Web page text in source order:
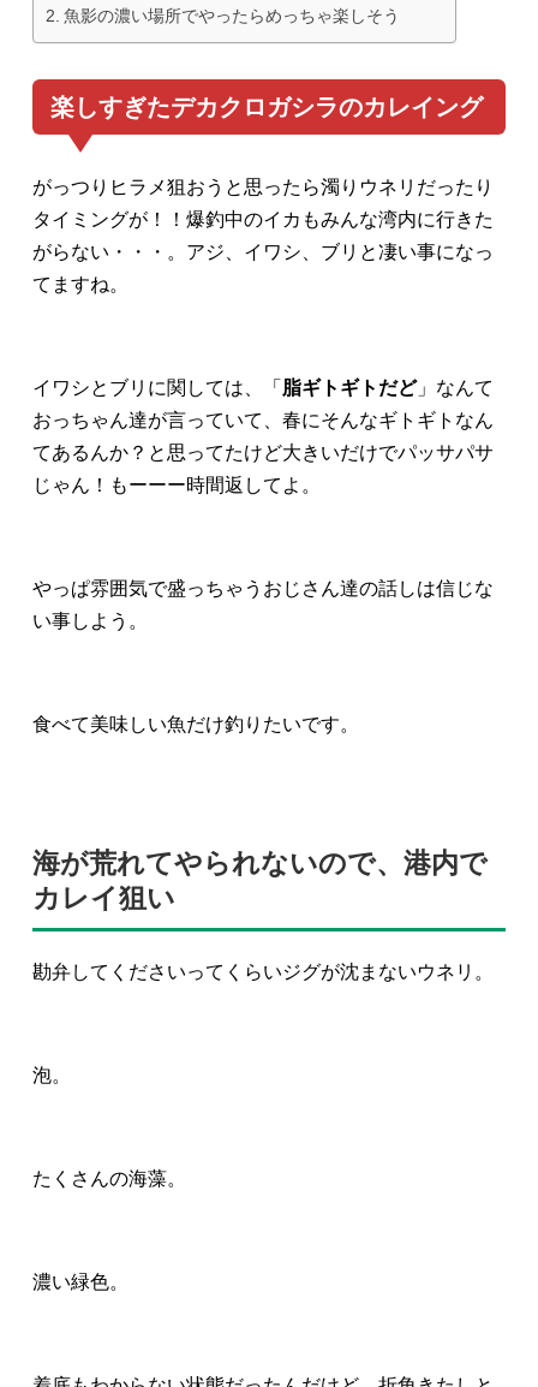
魚影の濃い場所でやったらめっちゃ楽しそう
楽しすぎたデカクロガシラのカレイング
がっつりヒラメ狙おうと思ったら濁りウネリだったり
タイミングが！！爆釣中のイカもみんな湾内に行きた
がらない・・・。アジ、イワシ、ブリと凄い事になっ
てますね。
イワシとブリに関しては、「 脂ギトギトだど」なんて
おっちゃん達が言っていて、春にそんなギトギトなん
てあるんか？と思ってたけど大きいだけでパッサパサ
じゃん！もーーー時間返してよ。
やっぱ雰囲気で盛っちゃうおじさん達の話しは信じな
い事しよう。
食べて美味しい魚だけ釣りたいです。
海が荒れてやられないので、港内で
カレイ狙い
勘弁してくださいってくらいジグが沈まないウネリ。
泡。
たくさんの海藻。
濃い緑色。